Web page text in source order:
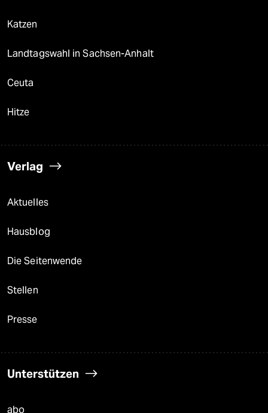
Katzen
Landtagswahl in Sachsen-Anhalt
Ceuta
Hitze
Verlag
Aktuelles
Hausblog
Die Seitenwende
Stellen
Presse
Unterstützen
abo